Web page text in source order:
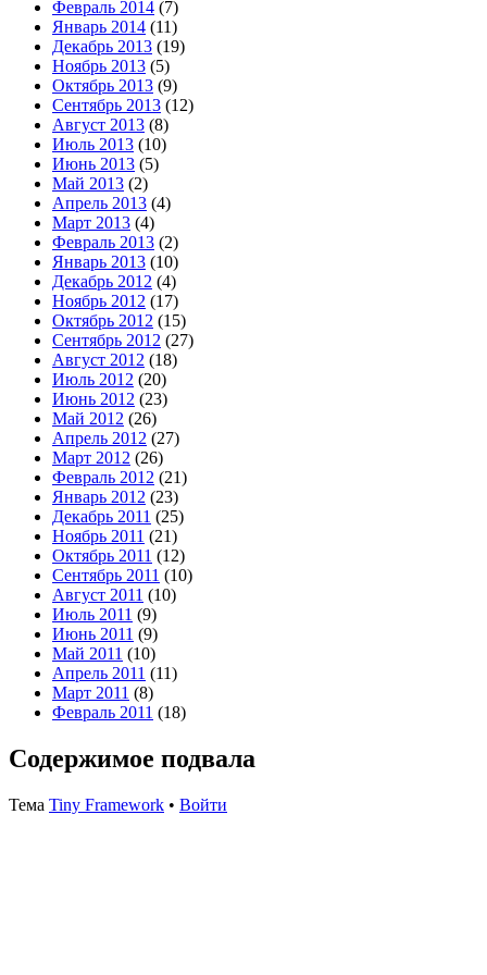
Февраль 2014 (7)
Январь 2014 (11)
Декабрь 2013 (19)
Ноябрь 2013 (5)
Октябрь 2013 (9)
Сентябрь 2013 (12)
Август 2013 (8)
Июль 2013 (10)
Июнь 2013 (5)
Май 2013 (2)
Апрель 2013 (4)
Март 2013 (4)
Февраль 2013 (2)
Январь 2013 (10)
Декабрь 2012 (4)
Ноябрь 2012 (17)
Октябрь 2012 (15)
Сентябрь 2012 (27)
Август 2012 (18)
Июль 2012 (20)
Июнь 2012 (23)
Май 2012 (26)
Апрель 2012 (27)
Март 2012 (26)
Февраль 2012 (21)
Январь 2012 (23)
Декабрь 2011 (25)
Ноябрь 2011 (21)
Октябрь 2011 (12)
Сентябрь 2011 (10)
Август 2011 (10)
Июль 2011 (9)
Июнь 2011 (9)
Май 2011 (10)
Апрель 2011 (11)
Март 2011 (8)
Февраль 2011 (18)
Содержимое подвала
Тема Tiny Framework • Войти